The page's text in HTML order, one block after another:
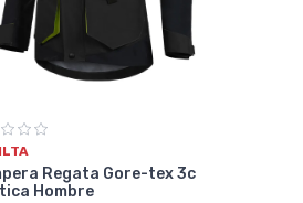
Regata Gore-tex 3c
Hombre